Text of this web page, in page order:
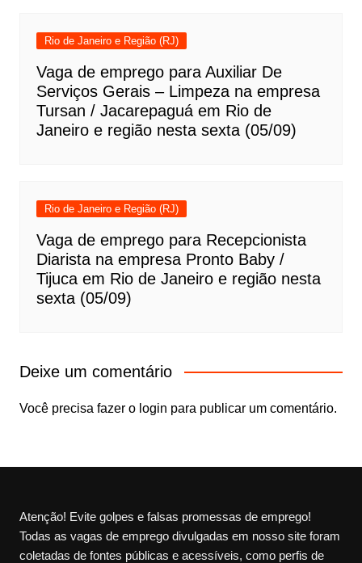
Rio de Janeiro e Região (RJ)
Vaga de emprego para Auxiliar De
Serviços Gerais – Limpeza na empresa
Tursan / Jacarepaguá em Rio de
Janeiro e região nesta sexta (05/09)
Rio de Janeiro e Região (RJ)
Vaga de emprego para Recepcionista
Diarista na empresa Pronto Baby /
Tijuca em Rio de Janeiro e região nesta
sexta (05/09)
Deixe um comentário
Você precisa fazer o login para publicar um comentário.
Atenção! Evite golpes e falsas promessas de emprego!
Todas as vagas de emprego divulgadas em nosso site foram
coletadas de fontes públicas e acessíveis, como perfis de